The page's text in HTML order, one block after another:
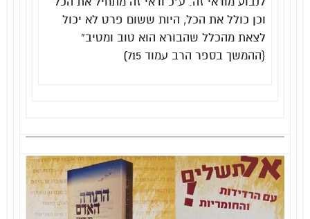
וכן כולל את הכל, היות ששום פרט לא יכול
לצאת מהכלל שהבורא הוא טוב ומטיב”
{ההמשך בספר הרב עמוד 715)